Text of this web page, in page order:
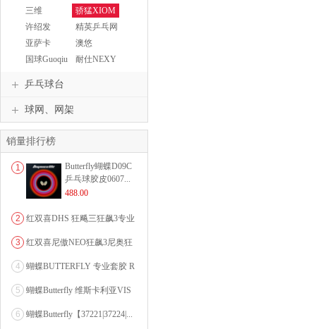
YINHE
三维
SANWEI
骄猛XIOM
许绍发
精英乒乓网
亚萨卡
Yasaka
澳悠
OWNWIN
国球Guoqiu 耐仕NEXY
乒乓球台
球网、网架
销量排行榜
1
Butterfly蝴蝶D09C
乒乓球胶皮0607...
488.00
2
红双喜DHS 狂飚三狂飙3专业
3
红双喜尼傲NEO狂飙3尼奥狂
4
蝴蝶BUTTERFLY 专业套胶 R
5
蝴蝶Butterfly 维斯卡利亚VIS
6
蝴蝶Butterfly【37221|37224|...